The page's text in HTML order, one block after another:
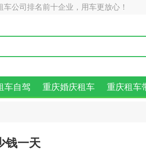
公司排名前十企业，用车更放心！
车自驾 重庆婚庆租车 重庆租车
钱一天